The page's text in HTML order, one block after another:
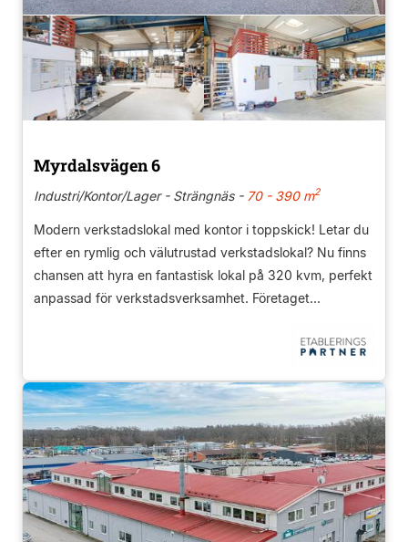
Myrdalsvägen 6
Industri/Kontor/Lager - Strängnäs -70 - 390 m2
Modern verkstadslokal med kontor i toppskick! Letar du
efter en rymlig och välutrustad verkstadslokal? Nu finns
chansen att hyra en fantastisk lokal på 320 kvm, perfekt
anpassad för verkstadsverksamhet. Företaget...